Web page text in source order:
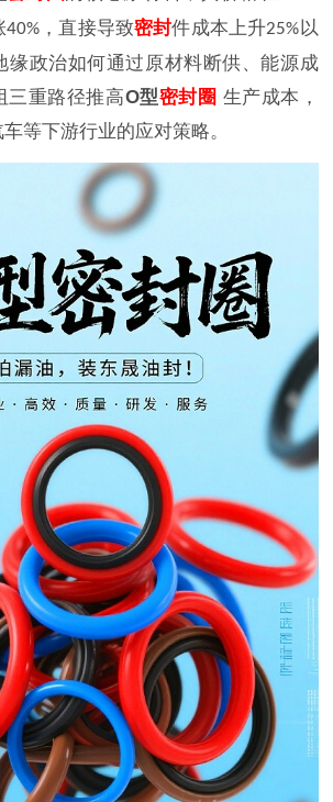
40%，直接导致密封件成本上升25%以
缘政治如何通过原材料断供、能源成
三重路径推高O型密封圈 生产成本，
等下游行业的应对策略。